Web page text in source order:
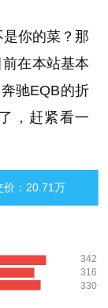
你的菜？那
在本站基本
驰EQB的折
，赶紧看一
价：20.71万
342
316
330